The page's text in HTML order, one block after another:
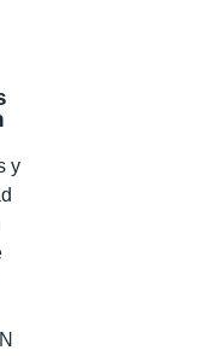
y